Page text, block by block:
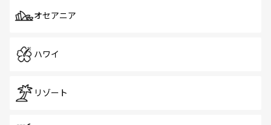
オセアニア
ハワイ
リゾート